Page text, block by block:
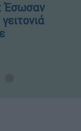
Έσωσαν